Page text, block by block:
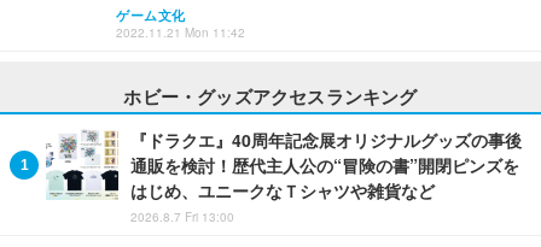
ゲーム文化
2022.11.21 Mon 11:42
ホビー・グッズアクセスランキング
『ドラクエ』40周年記念展オリジナルグッズの事後
通販を検討！歴代主人公の“冒険の書”開閉ピンズを
はじめ、ユニークなＴシャツや雑貨など
2026.8.7 Fri 13:00